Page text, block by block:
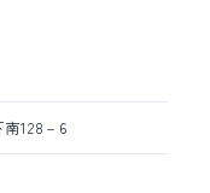
128－6